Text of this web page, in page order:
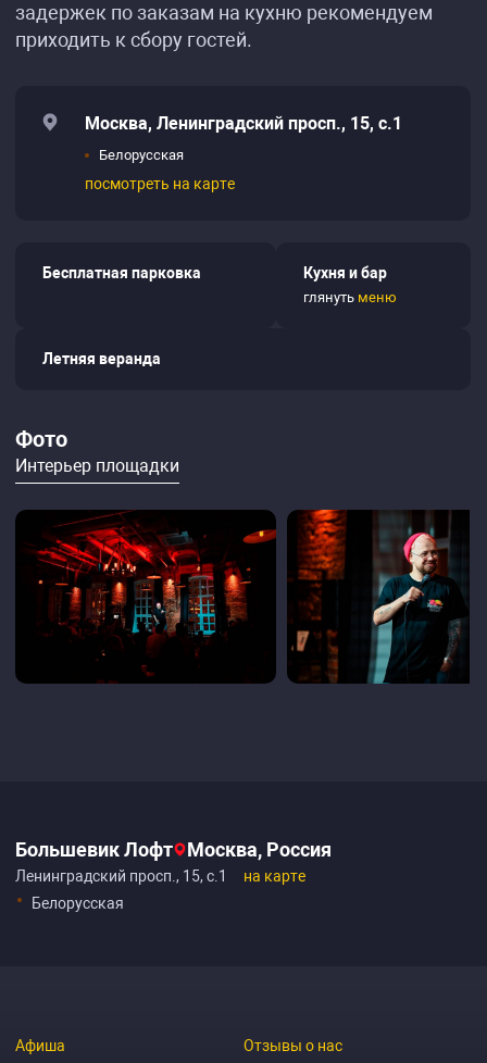
задержек по заказам на кухню рекомендуем
приходить к сбору гостей.
Москва, Ленинградский просп., 15, с.1
Белорусская
посмотреть на карте
Бесплатная парковка Кухня и бар
глянуть меню
Летняя веранда
Фото
Интерьер площадки
Большевик Лофт Москва, Россия
Ленинградский просп., 15, с.1
на карте
Белорусская
Афиша Отзывы о нас